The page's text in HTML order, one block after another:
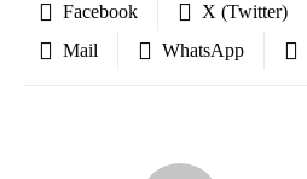
Facebook X (Twitter)
Mail
WhatsApp